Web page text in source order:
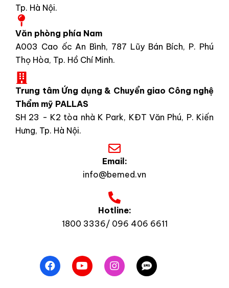
Tp. Hà Nội.
Văn phòng phía Nam
A003 Cao ốc An Bình, 787 Lũy Bán Bích, P. Phú
Thọ Hòa, Tp. Hồ Chí Minh.
Trung tâm Ứng dụng & Chuyển giao Công nghệ
Thẩm mỹ PALLAS
SH 23 - K2 tòa nhà K Park, KĐT Văn Phú, P. Kiến
Hưng, Tp. Hà Nội.
Email:
info@bemed.vn
Hotline:
1800 3336/ 096 406 6611